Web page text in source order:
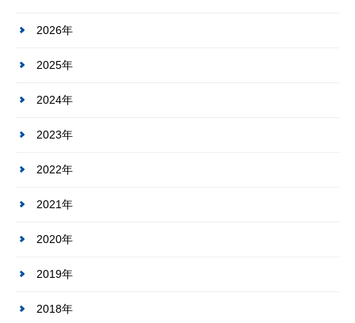
2026年
2025年
2024年
2023年
2022年
2021年
2020年
2019年
2018年